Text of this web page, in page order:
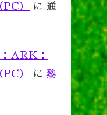
）
に 通
ARK：
）
に 黎